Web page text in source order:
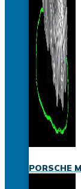
PORSCHE